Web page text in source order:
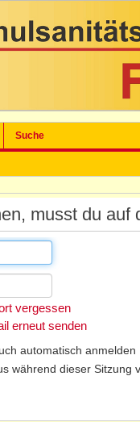
Suche
musst du
vergessen
erneut senden
automatisch anmelden
während dieser Sitzung